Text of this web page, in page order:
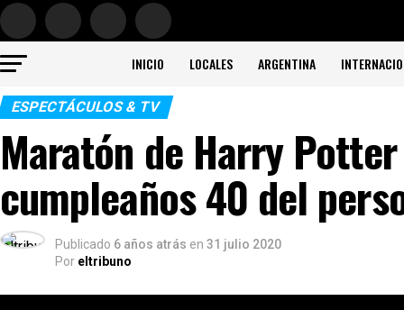
INICIO LOCALES ARGENTINA
ESPECTÁCULOS & TV
Maratón de Harry
cumpleaños 40 del
Publicado 6 años atrás en 31 julio 2020
Por eltribuno